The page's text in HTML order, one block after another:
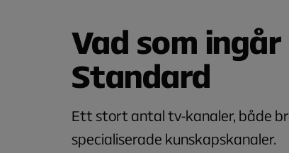
Vad som
Standard
Ett stort antal tv-kanaler, både
specialiserade kunskapskanaler.